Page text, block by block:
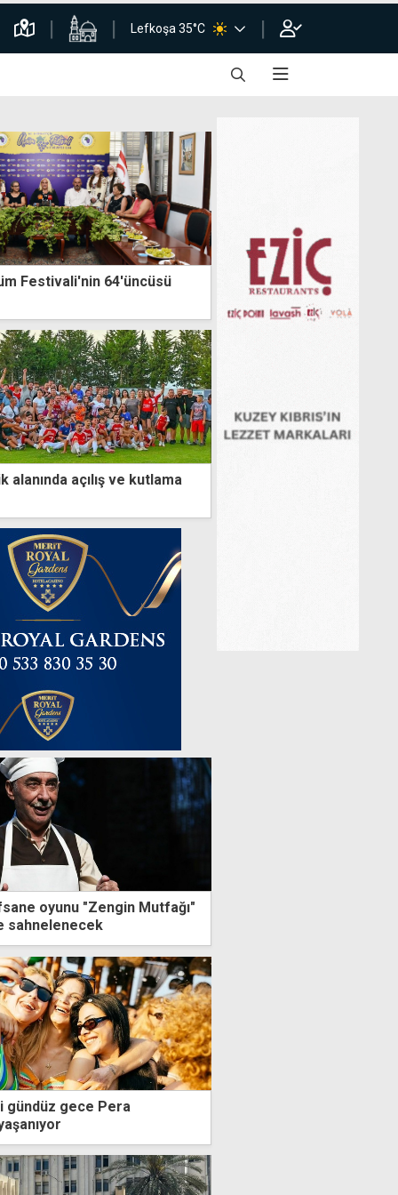
Lefkoşa 35°C
Festivali'nin 64'üncüsü
alanında açılış ve kutlama
oyunu "Zengin Mutfağı"
sahnelenecek
gündüz gece Pera